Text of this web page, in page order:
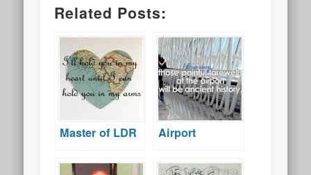
Related Posts:
Master of LDR Airport